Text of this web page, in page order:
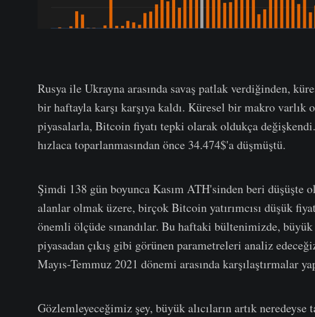
Rusya ile Ukrayna arasında savaş patlak verdiğinden,
bir haftayla karşı karşıya kaldı. Küresel bir makro varlık
piyasalarla, Bitcoin fiyatı tepki olarak oldukça
hızlaca toparlanmasından önce 34.474$'a düşmüştü.
Şimdi 138 gün boyunca Kasım ATH'sinden beri düşüşte
alanlar olmak üzere, birçok Bitcoin yatırımcısı düşük
önemli ölçüde sınandılar. Bu haftaki bültenimizde, büyük
piyasadan çıkış gibi görünen parametreleri analiz
Mayıs-Temmuz 2021 dönemi arasında karşılaştırmalar
Gözlemleyeceğimiz şey, büyük alıcıların artık neredeyse